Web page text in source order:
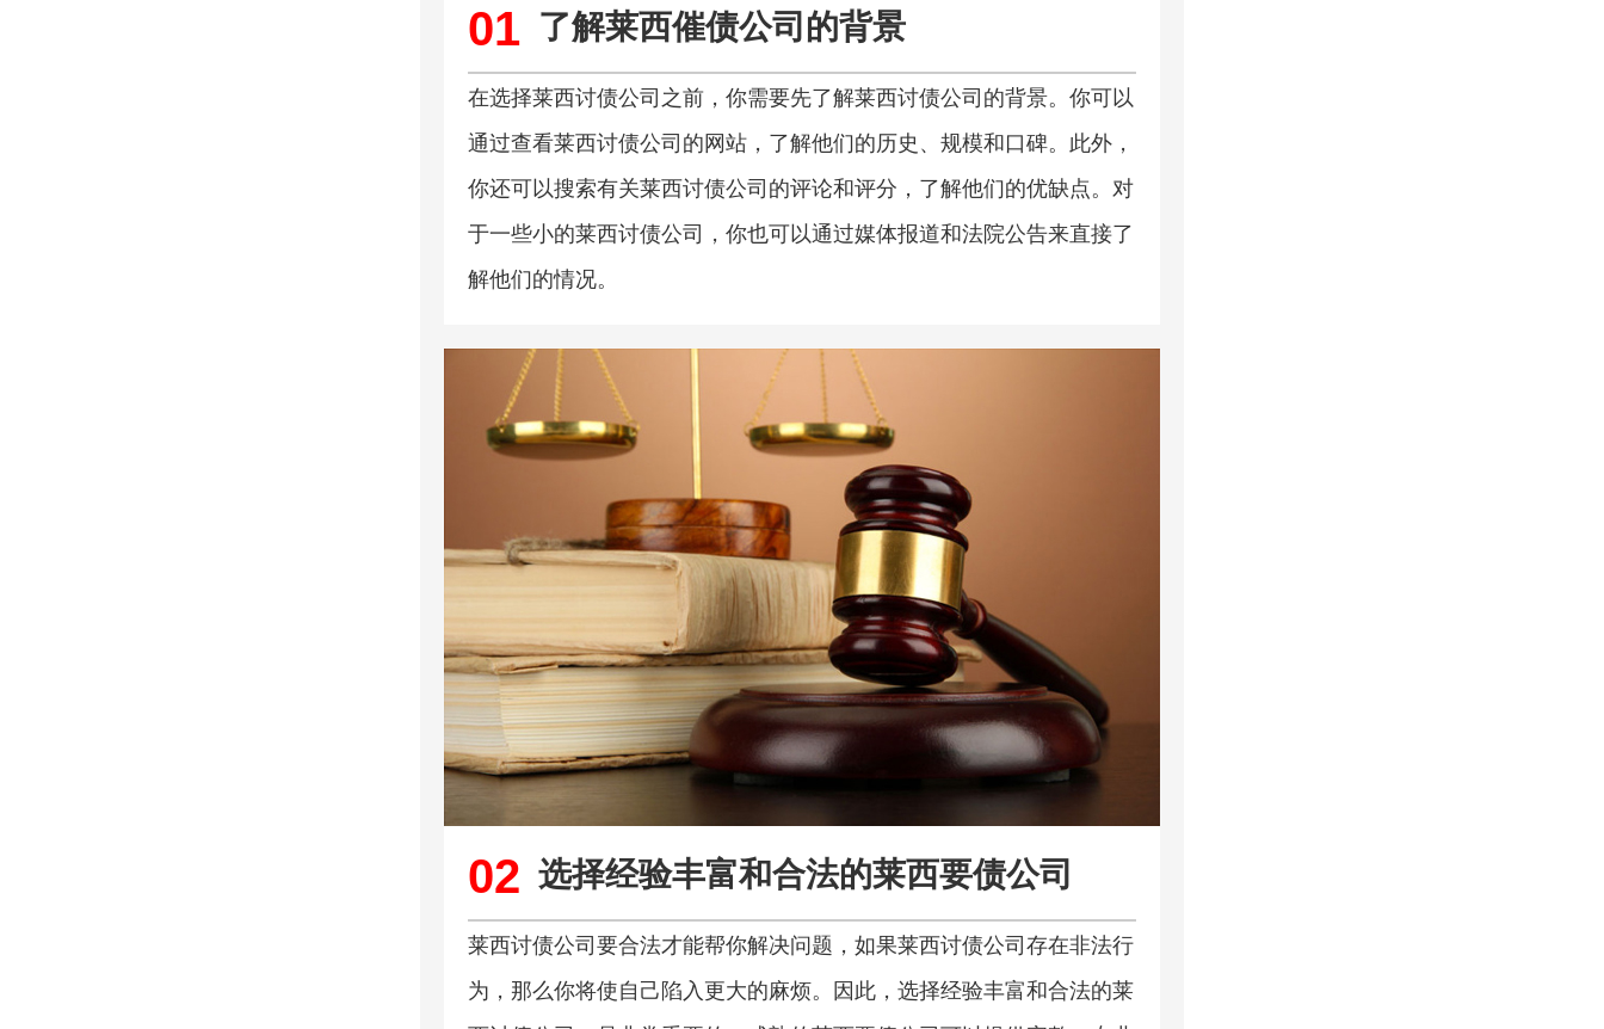
01 了解莱西催债公司的背景
在选择莱西讨债公司之前，你需要先了解莱西讨债公司的背景。你可以
通过查看莱西讨债公司的网站，了解他们的历史、规模和口碑。此外，
你还可以搜索有关莱西讨债公司的评论和评分，了解他们的优缺点。对
于一些小的莱西讨债公司，你也可以通过媒体报道和法院公告来直接了
解他们的情况。
02 选择经验丰富和合法的莱西要债公司
莱西讨债公司要合法才能帮你解决问题，如果莱西讨债公司存在非法行
为，那么你将使自己陷入更大的麻烦。因此，选择经验丰富和合法的莱